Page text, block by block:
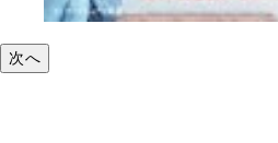
次へ